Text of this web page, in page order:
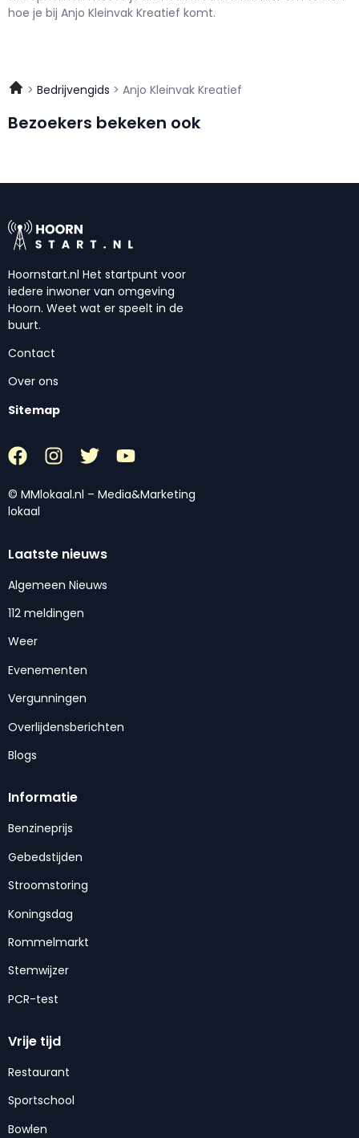
hoe je bij Anjo Kleinvak Kreatief komt.
Bedrijvengids Anjo Kleinvak Kreatief
Bezoekers bekeken ook
Hoornstart.nl Het startpunt voor
iedere inwoner van omgeving
Hoorn. Weet wat er speelt in de
buurt.
Contact
Over ons
Sitemap
© MMlokaal.nl – Media&Marketing
lokaal
Laatste nieuws
Algemeen Nieuws
112 meldingen
Weer
Evenementen
Vergunningen
Overlijdensberichten
Blogs
Informatie
Benzineprijs
Gebedstijden
Stroomstoring
Koningsdag
Rommelmarkt
Stemwijzer
PCR-test
Vrije tijd
Restaurant
Sportschool
Bowlen